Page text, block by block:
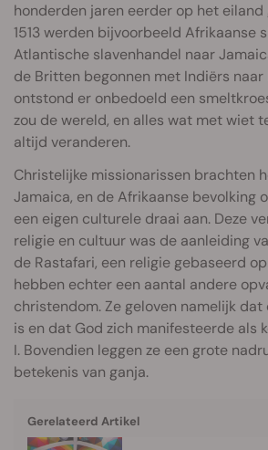
honderden jaren eerder op het eiland
1513 werden bijvoorbeeld Afrikaanse
Atlantische slavenhandel naar
de Britten begonnen met Indiërs
ontstond er onbedoeld een
zou de wereld, en alles wat met wiet
altijd veranderen.
Christelijke missionarissen brachten
Jamaica, en de Afrikaanse bevolking
een eigen culturele draai aan. Deze
religie en cultuur was de aanleiding
de Rastafari, een religie gebaseerd
hebben echter een aantal andere
christendom. Ze geloven namelijk
is en dat God zich manifesteerde als
I. Bovendien leggen ze een grote
betekenis van ganja.
Gerelateerd Artikel